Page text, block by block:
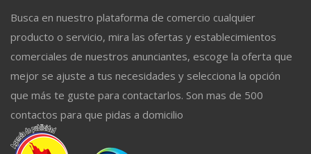
Busca en nuestro plataforma de comercio cualquier
producto o servicio, mira las ofertas y establecimientos
comerciales de nuestros anunciantes, escoge la oferta que
mejor se ajuste a tus necesidades y selecciona la opción
que más te guste para contactarlos. Son mas de 500
contactos para que pidas a domicilio